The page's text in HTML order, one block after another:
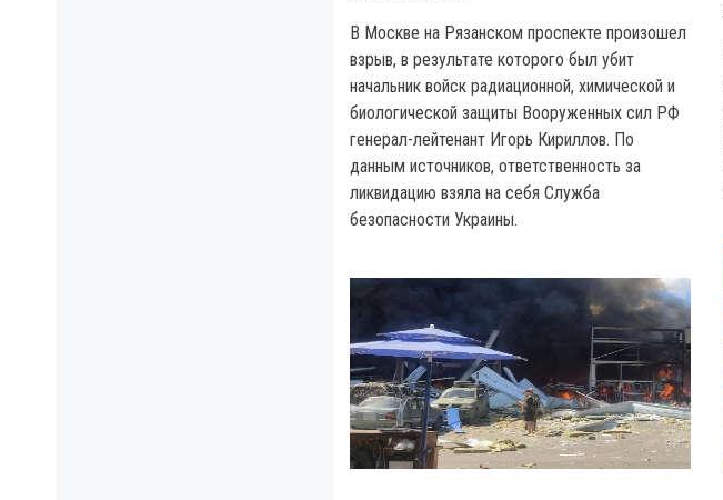
В Москве на Рязанском проспекте произошел
взрыв, в результате которого был убит
начальник войск радиационной, химической и
биологической защиты Вооруженных сил РФ
генерал-лейтенант Игорь Кириллов. По
данным источников, ответственность за
ликвидацию взяла на себя Служба
безопасности Украины.